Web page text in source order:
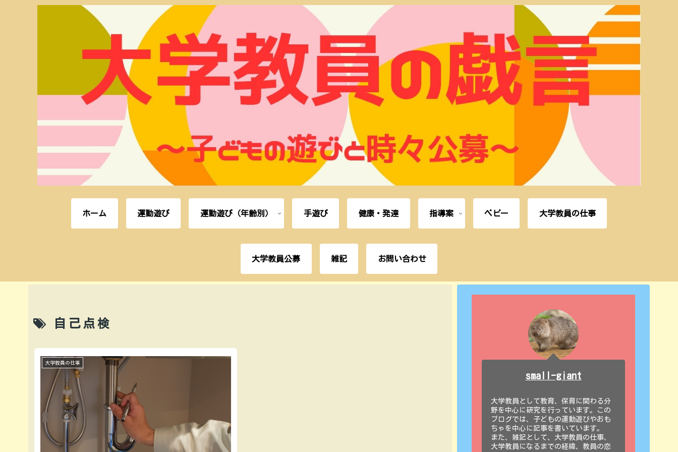
ホーム 運動遊び 運動遊び（年齢別） 手遊び 健康・発達 指導案 ベビー 大学教員の仕事
大学教員公募 雑記 お問い合わせ
自己点検
大学教員の仕事
small-giant
大学教員として教育、保育に関わる分
野を中心に研究を行っています。この
ブログでは、子どもの運動遊びやおも
ちゃを中心に記事を書いています。
また、雑記として、大学教員の仕事、
大学教員になるまでの経緯、教員の恋